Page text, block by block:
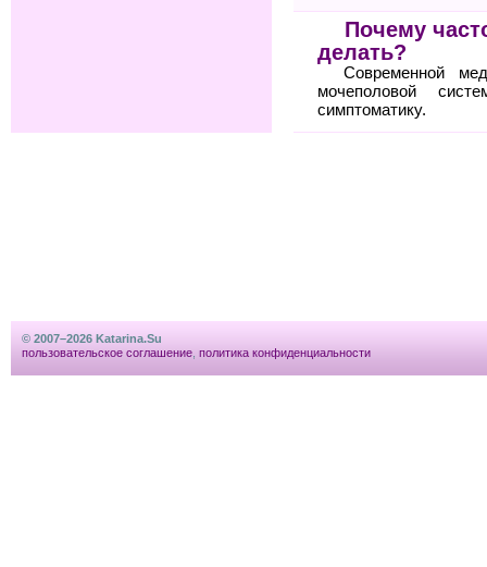
Почему
делать?
Современной
мочеполовой
симптоматику.
© 2007–2026 Katarina.Su
пользовательское соглашение политика конфиденциальности